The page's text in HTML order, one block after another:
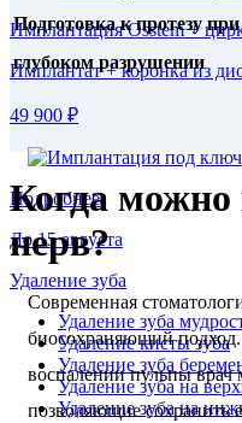
Имплантация Osstem +
Имплантат + коронка из
49 900 ₽
Подробнее
До 15 августа
Удаление зуба
Удаление зуба
Удаление кисты зуба
Удаление зуба
Удаление зуба на
Удаление зуба на
Подготовка к протезу при
глубоком разрушении
Когда можно
нерв?
Современная
биосохраняющий подход.
воспалении пульпы
позволяющие сохранить